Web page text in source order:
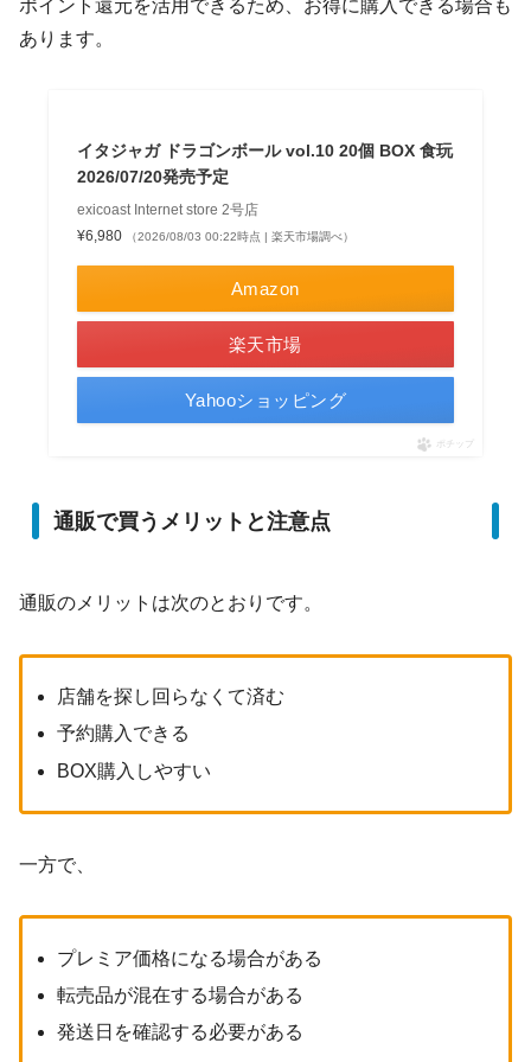
ポイント還元を活用できるため、お得に購入できる場合も
あります。
イタジャガ ドラゴンボール vol.10 20個 BOX 食玩
2026/07/20発売予定
exicoast Internet store 2号店
¥6,980
（2026/08/03 00:22時点 | 楽天市場調べ）
Amazon
楽天市場
Yahooショッピング
ポチップ
通販で買うメリットと注意点
通販のメリットは次のとおりです。
店舗を探し回らなくて済む
予約購入できる
BOX購入しやすい
一方で、
プレミア価格になる場合がある
転売品が混在する場合がある
発送日を確認する必要がある